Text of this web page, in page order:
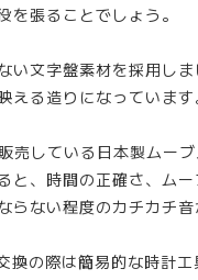
張ることでしょう。
文字盤素材を採用しま
る造りになっています
売している日本製ムー
と、時間の正確さ、ム
ない程度のカチカチ音
の際は簡易的な時計